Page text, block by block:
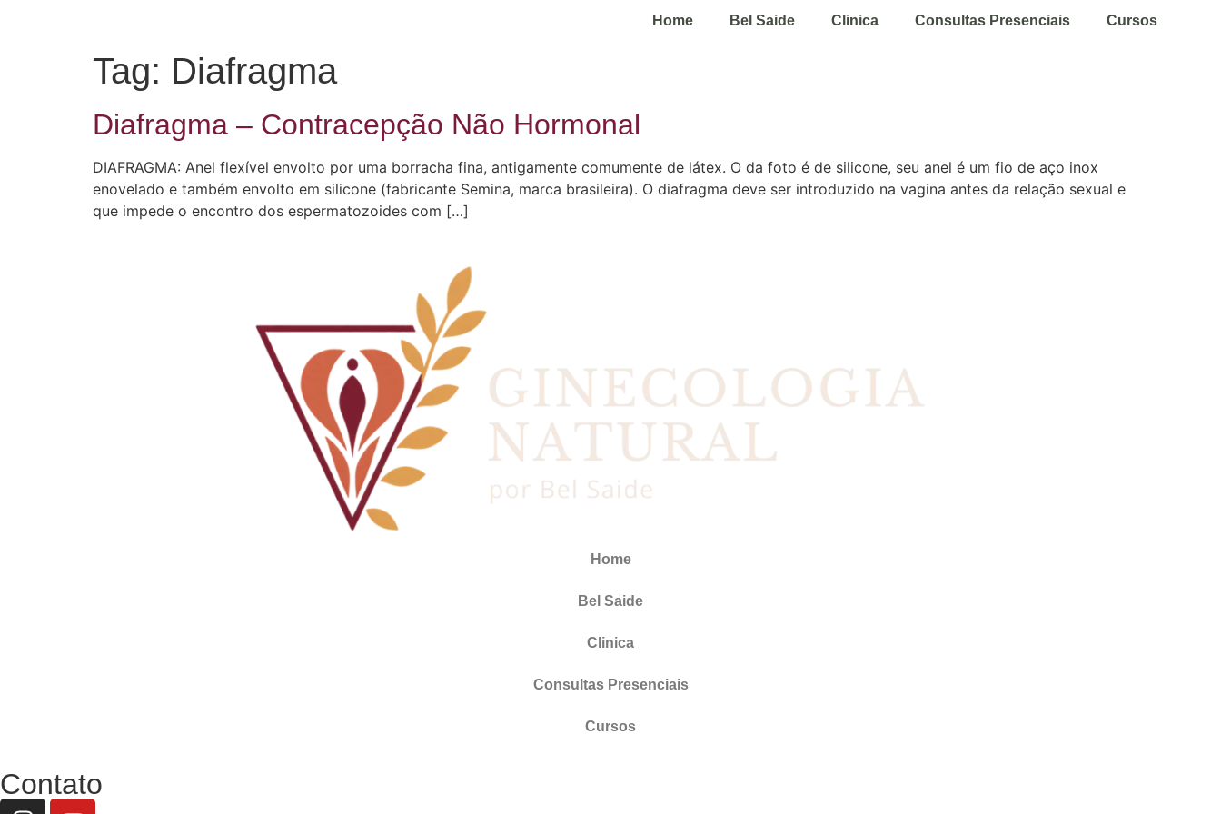
Home Bel Saide Clinica Consultas Presenciais Cursos
Tag: Diafragma
Diafragma – Contracepção Não Hormonal
DIAFRAGMA: Anel flexível envolto por uma borracha fina, antigamente comumente de látex. O da foto é de silicone, seu anel é um fio de aço inox
enovelado e também envolto em silicone (fabricante Semina, marca brasileira). O diafragma deve ser introduzido na vagina antes da relação sexual e
que impede o encontro dos espermatozoides com […]
Home
Bel Saide
Clinica
Consultas Presenciais
Cursos
Contato